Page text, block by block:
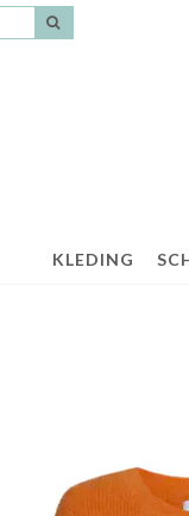
KLEDING